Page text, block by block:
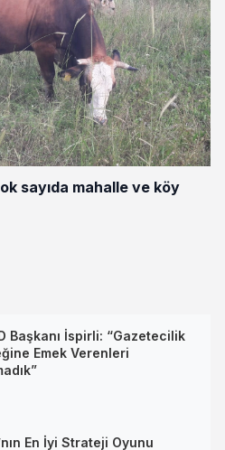
sayıda mahalle ve köy
Başkanı İspirli: “Gazetecilik
Emek Verenleri
En İyi Strateji Oyunu